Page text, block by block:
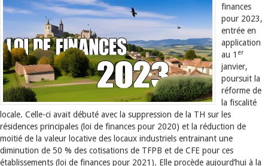
finances
pour 2023,
entrée en
application
au 1 er
janvier,
poursuit la
réforme de
la fiscalité
locale. Celle-ci avait débuté avec la suppression de la TH sur les
résidences principales (loi de finances pour 2020) et la réduction de
moitié de la valeur locative des locaux industriels entrainant une
diminution de 50 % des cotisations de TFPB et de CFE pour ces
établissements (loi de finances pour 2021). Elle procède aujourd’hui à la